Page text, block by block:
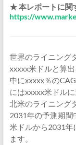
★ 本レポートに関
https://
世界のライニング
xxxxx米ドルと算
中にxxxxx％の
にはxxxxx米ドル
北米のライニング
2031年の予測期間
米ドルから2031年
ます。